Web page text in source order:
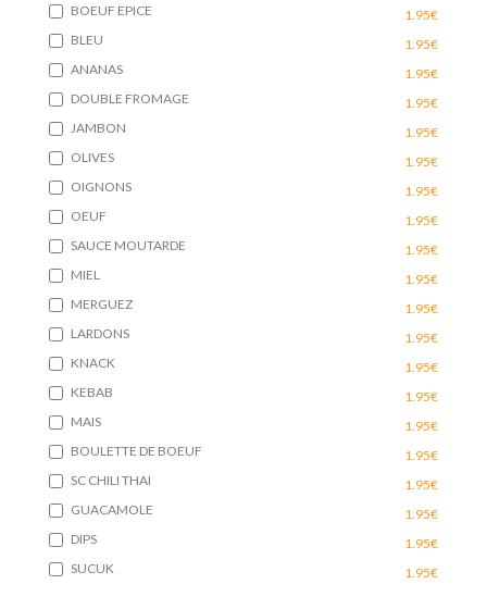
BOEUF EPICE
1.95€
BLEU
1.95€
ANANAS
1.95€
DOUBLE FROMAGE
1.95€
JAMBON
1.95€
OLIVES
1.95€
OIGNONS
1.95€
OEUF
1.95€
SAUCE MOUTARDE
1.95€
MIEL
1.95€
MERGUEZ
1.95€
LARDONS
1.95€
KNACK
1.95€
KEBAB
1.95€
MAIS
1.95€
BOULETTE DE BOEUF
1.95€
SC CHILI THAI
1.95€
GUACAMOLE
1.95€
DIPS
1.95€
SUCUK
1.95€